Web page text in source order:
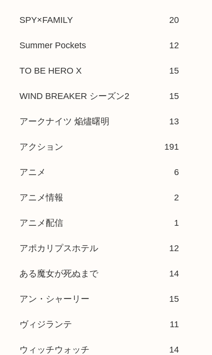
SPY×FAMILY 20
Summer Pockets 12
TO BE HERO X 15
WIND BREAKER シーズン2 15
アークナイツ 焔燼曙明 13
アクション 191
アニメ 6
アニメ情報 2
アニメ配信 1
アポカリプスホテル 12
ある魔女が死ぬまで 14
アン・シャーリー 15
ヴィジランテ 11
ウィッチウォッチ 14